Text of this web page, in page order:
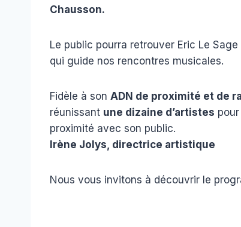
Chausson.
Le public pourra retrouver Eric Le Sage
qui guide nos rencontres musicales.
Fidèle à son ADN de proximité et de
réunissant une dizaine d’artistes
proximité avec son public.
Irène Jolys, directrice artistique
Nous vous invitons à découvrir le